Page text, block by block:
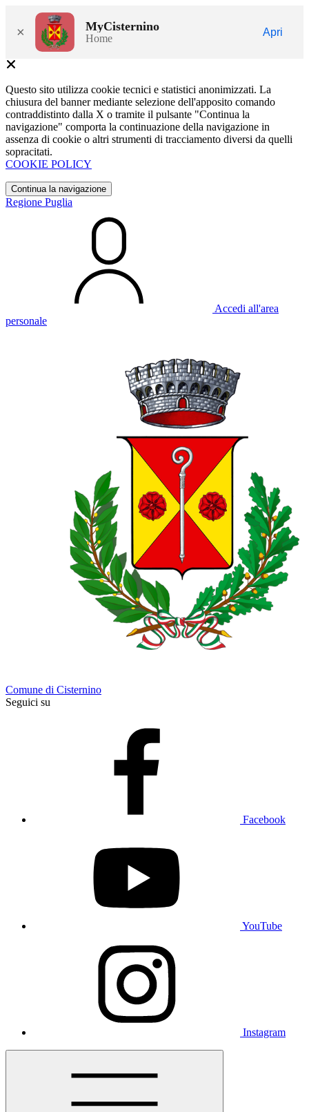
× MyCisternino
Home
Apri
Questo sito utilizza cookie tecnici e statistici anonimizzati. La
chiusura del banner mediante selezione dell'apposito comando
contraddistinto dalla X o tramite il pulsante "Continua la
navigazione" comporta la continuazione della navigazione in
assenza di cookie o altri strumenti di tracciamento diversi da quelli
sopracitati.
COOKIE POLICY
Continua la navigazione
Regione Puglia
Accedi all'area
personale
Comune di Cisternino
Seguici su
Facebook
YouTube
Instagram